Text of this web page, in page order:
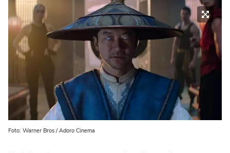
Foto: Warner Bros / Adoro Cinema